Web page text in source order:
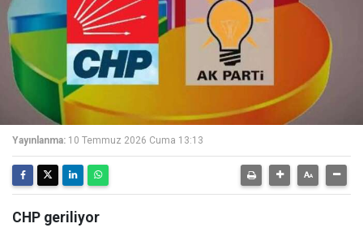
Yayınlanma: 10 Temmuz 2026 Cuma 13:13
CHP geriliyor